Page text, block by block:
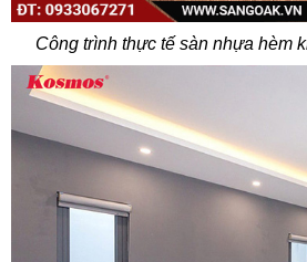
Công trình thực tế sàn nhựa hèm